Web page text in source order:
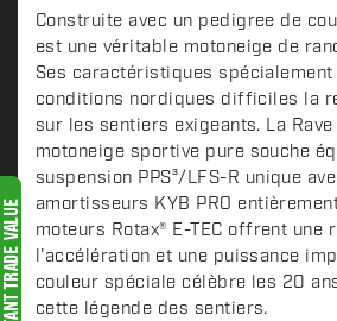
c
r
i
p
t
i
o
n
Construite avec un pedigree de
est une véritable motoneige de
Ses caractéristiques
conditions nordiques difficiles la
sur les sentiers exigeants. La Rave
motoneige sportive pure souche
suspension PPS³/LFS-R unique
amortisseurs KYB PRO
moteurs Rotax® E-TEC offrent une
l'accélération et une puissance
couleur spéciale célèbre les 20
cette légende des sentiers.